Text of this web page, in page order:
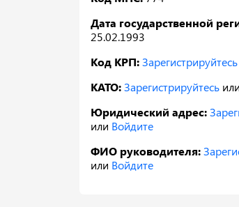
Дата государственной
25.02.1993
Код КРП:Зарегистрируйтесь
КАТО:Зарегистрируйтесь или
Юридический адрес:
или Войдите
ФИО руководителя:
или Войдите